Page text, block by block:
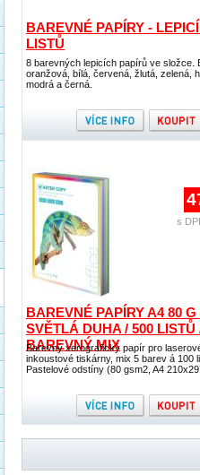
BAREVNÉ PAPÍRY -
LISTŮ
8 barevných lepicích papírů ve složce.
oranžová, bílá, červená, žlutá, zelená,
modrá a černá.
BAREVNÉ PAPÍRY A4 80 G
SVĚTLÁ DUHA / 500 LISTŮ
BAREVNÝ MIX
Barevný xerografický papír pro
inkoustové tiskárny, mix 5 barev á 100
Pastelové odstíny (80 gsm2, A4
s